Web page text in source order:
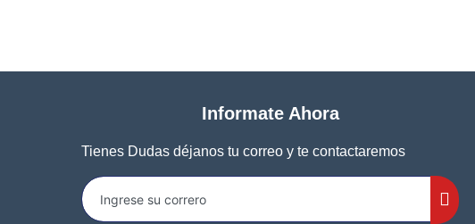
Informate Ahora
Tienes Dudas déjanos tu correo y te contactaremos